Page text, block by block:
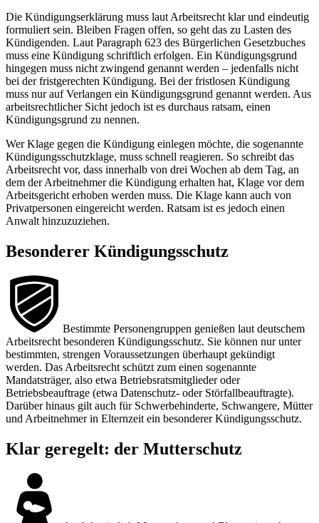
Die Kündigungserklärung muss laut Arbeitsrecht klar und eindeutig
formuliert sein. Bleiben Fragen offen, so geht das zu Lasten des
Kündigenden. Laut Paragraph 623 des Bürgerlichen Gesetzbuches
muss eine Kündigung schriftlich erfolgen. Ein Kündigungsgrund
hingegen muss nicht zwingend genannt werden – jedenfalls nicht
bei der fristgerechten Kündigung. Bei der fristlosen Kündigung
muss nur auf Verlangen ein Kündigungsgrund genannt werden. Aus
arbeitsrechtlicher Sicht jedoch ist es durchaus ratsam, einen
Kündigungsgrund zu nennen.
Wer Klage gegen die Kündigung einlegen möchte, die sogenannte
Kündigungsschutzklage, muss schnell reagieren. So schreibt das
Arbeitsrecht vor, dass innerhalb von drei Wochen ab dem Tag, an
dem der Arbeitnehmer die Kündigung erhalten hat, Klage vor dem
Arbeitsgericht erhoben werden muss. Die Klage kann auch von
Privatpersonen eingereicht werden. Ratsam ist es jedoch einen
Anwalt hinzuzuziehen.
Besonderer Kündigungsschutz
Bestimmte Personengruppen genießen laut deutschem
Arbeitsrecht besonderen Kündigungsschutz. Sie können nur unter
bestimmten, strengen Voraussetzungen überhaupt gekündigt
werden. Das Arbeitsrecht schützt zum einen sogenannte
Mandatsträger, also etwa Betriebsratsmitglieder oder
Betriebsbeauftrage (etwa Datenschutz- oder Störfallbeauftragte).
Darüber hinaus gilt auch für Schwerbehinderte, Schwangere, Mütter
und Arbeitnehmer in Elternzeit ein besonderer Kündigungsschutz.
Klar geregelt: der Mutterschutz